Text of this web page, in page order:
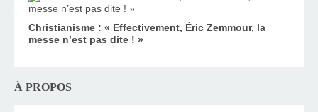
Christianisme : « Effectivement, Éric Zemmour, la
messe n’est pas dite ! »
À PROPOS